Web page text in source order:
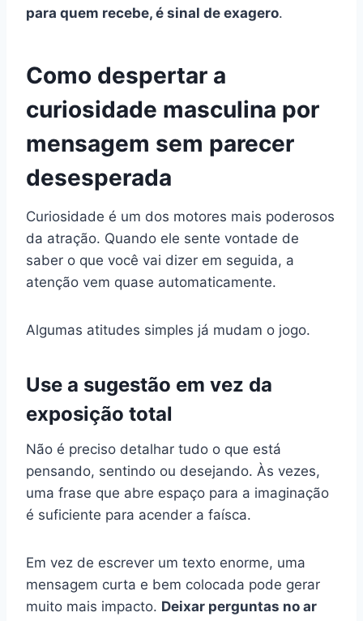
para quem recebe, é sinal de exagero.
Como despertar a
curiosidade masculina por
mensagem sem parecer
desesperada
Curiosidade é um dos motores mais poderosos
da atração. Quando ele sente vontade de
saber o que você vai dizer em seguida, a
atenção vem quase automaticamente.
Algumas atitudes simples já mudam o jogo.
Use a sugestão em vez da
exposição total
Não é preciso detalhar tudo o que está
pensando, sentindo ou desejando. Às vezes,
uma frase que abre espaço para a imaginação
é suficiente para acender a faísca.
Em vez de escrever um texto enorme, uma
mensagem curta e bem colocada pode gerar
muito mais impacto. Deixar perguntas no ar